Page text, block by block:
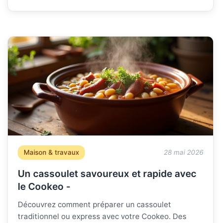
Maison & travaux 28 mai 2026
Un cassoulet savoureux et rapide avec
le Cookeo -
Découvrez comment préparer un cassoulet
traditionnel ou express avec votre Cookeo. Des